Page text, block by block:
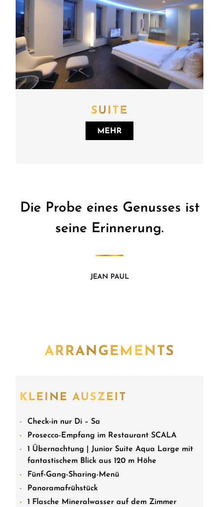
SUITE
MEHR
Die Probe eines Genusses ist
seine Erinnerung.
JEAN PAUL
ARRANGEMENTS
KLEINE AUSZEIT
Check-in nur Di – Sa
Prosecco-Empfang im Restaurant SCALA
1 Übernachtung | Junior Suite Aqua Large mit
fantastischem Blick aus 120 m Höhe
Fünf-Gang-Sharing-Menü
Panoramafrühstück
1 Flasche Mineralwasser auf dem Zimmer